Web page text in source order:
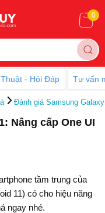
0
- Hỏi Đáp Tư vấn
Đánh giá Samsung
Nâng cấp One UI
tầm trung của
11) có cho hiệu năng
ngay nhé.